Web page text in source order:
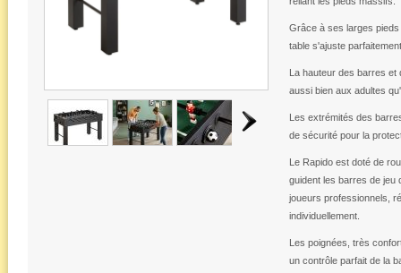
Grâce à ses larges
table s'ajuste
La hauteur des barres et
aussi bien aux adultes
Les extrémités des
de sécurité pour la
Le Rapido est doté de
guident les barres de jeu
joueurs professionnels,
individuellement.
Les poignées, très
un contrôle parfait de la